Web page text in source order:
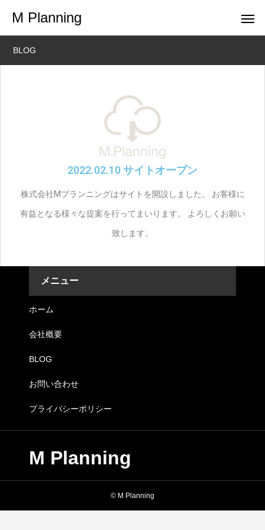
M Planning
BLOG
2022.02.10 サイトオープン
株式会社Mプランニングはサイトを開設しました。 お客様に
有益となる様々な提案を行ってまいります。 よろしくお願い
致します。
メニュー
ホーム
会社概要
BLOG
お問い合わせ
プライバシーポリシー
M Planning
© M Planning